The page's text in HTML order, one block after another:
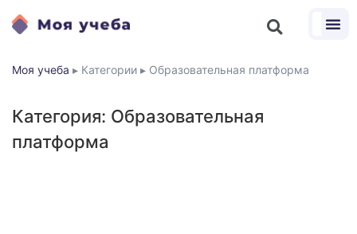
Моя учеба ▸ Категории ▸ Образовательная платформа
Категория: Образовательная
платформа